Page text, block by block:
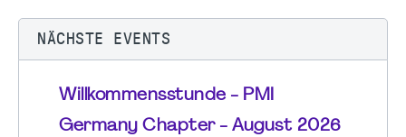
NÄCHSTE EVENTS
Willkommensstunde - PMI
Germany Chapter - August 2026